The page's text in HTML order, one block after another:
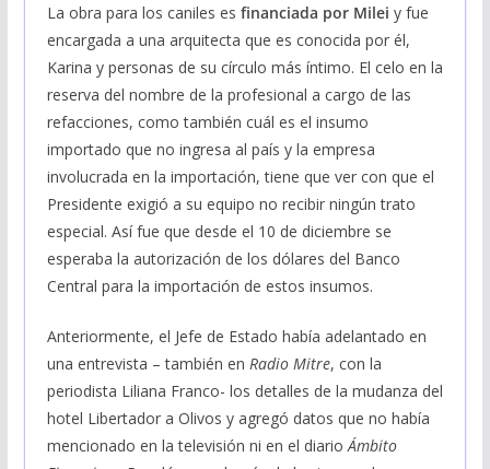
La obra para los caniles es financiada por Milei y fue
encargada a una arquitecta que es conocida por él,
Karina y personas de su círculo más íntimo. El celo en la
reserva del nombre de la profesional a cargo de las
refacciones, como también cuál es el insumo
importado que no ingresa al país y la empresa
involucrada en la importación, tiene que ver con que el
Presidente exigió a su equipo no recibir ningún trato
especial. Así fue que desde el 10 de diciembre se
esperaba la autorización de los dólares del Banco
Central para la importación de estos insumos.
Anteriormente, el Jefe de Estado había adelantado en
una entrevista – también en Radio Mitre, con la
periodista Liliana Franco- los detalles de la mudanza del
hotel Libertador a Olivos y agregó datos que no había
mencionado en la televisión ni en el diarioÁmbito